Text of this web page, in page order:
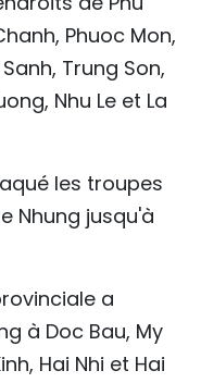
Phuoc Mon,
Trung Son,
Nhu Le et La
les troupes
Nhung jusqu'à
a
à Doc Bau, My
Hai Nhi et Hai